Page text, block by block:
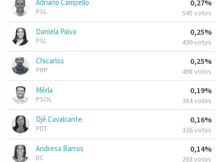
Adriano Campello
PSL
0,27%
545 votos
Daniela Paiva
PSL
0,25%
499 votos
Chicarlos
PRP
0,25%
498 votos
Mêrla
PSOL
0,19%
384 votos
Djê Cavalcante
PDT
0,16%
326 votos
Andresa Barros
DC
0,14%
288 votos